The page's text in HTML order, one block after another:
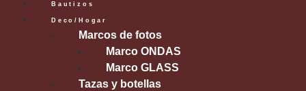
Bautizos
Deco/Hogar
Marcos de fotos
Marco ONDAS
Marco GLASS
Tazas y botellas